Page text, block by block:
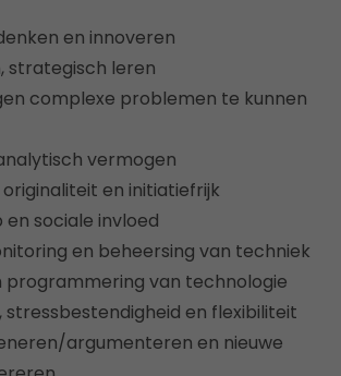
en innoveren
strategisch leren
complexe problemen te kunnen
vermogen
en initiatiefrijk
sociale invloed
en beheersing van techniek
programmering van technologie
en flexibiliteit
argumenteren en nieuwe